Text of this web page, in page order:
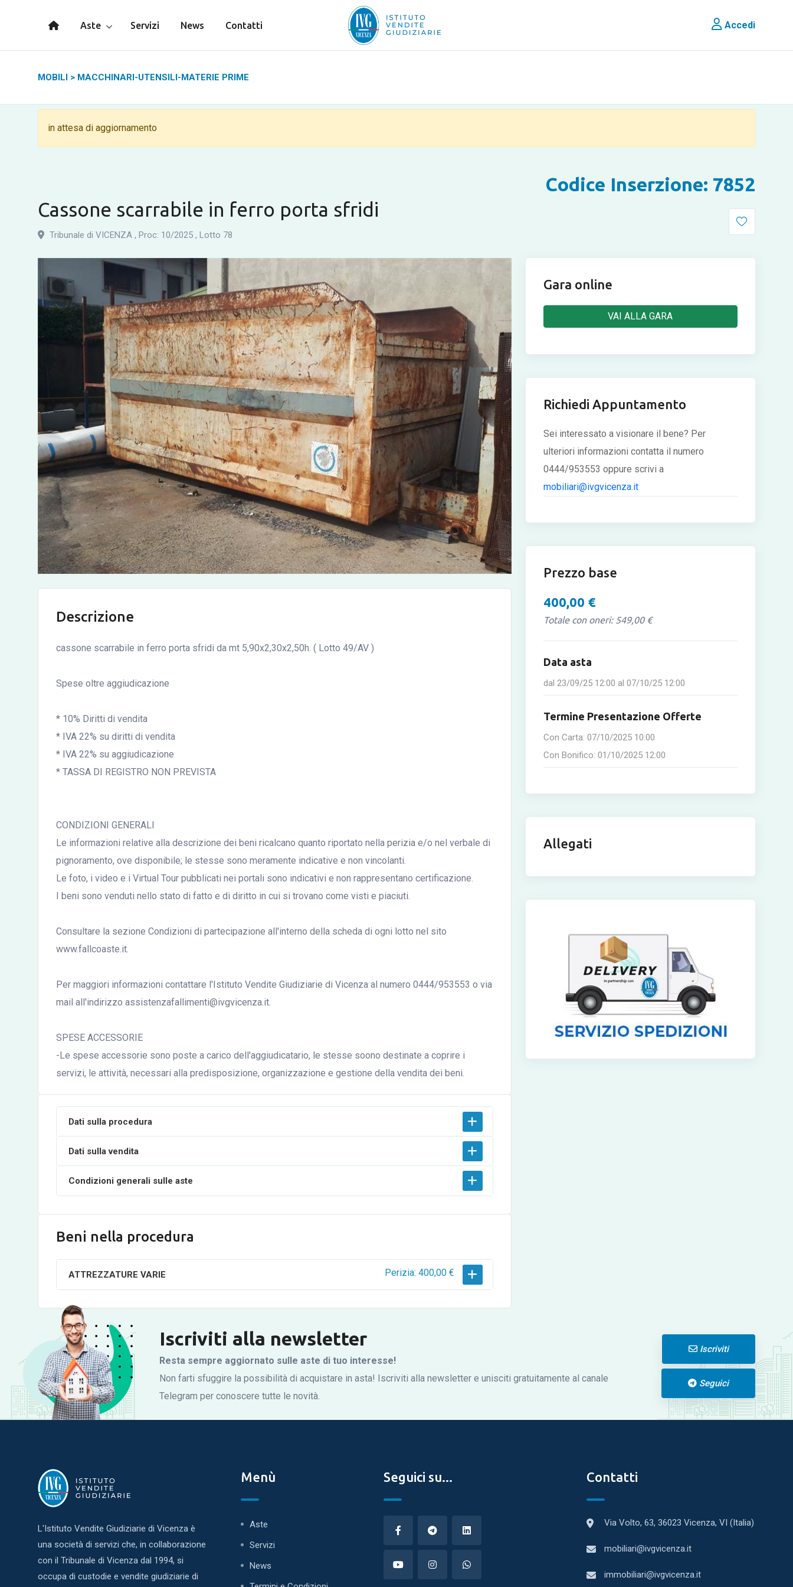
Aste Servizi News Contatti Accedi
MOBILI > MACCHINARI-UTENSILI-MATERIE PRIME
in attesa di aggiornamento
Codice Inserzione: 7852
Cassone scarrabile in ferro porta sfridi
Tribunale di VICENZA , Proc: 10/2025 , Lotto 78
Descrizione
cassone scarrabile in ferro porta sfridi da mt 5,90x2,30x2,50h. ( Lotto 49/AV )
Spese oltre aggiudicazione
* 10% Diritti di vendita
* IVA 22% su diritti di vendita
* IVA 22% su aggiudicazione
* TASSA DI REGISTRO NON PREVISTA
CONDIZIONI GENERALI
Le informazioni relative alla descrizione dei beni ricalcano quanto riportato nella perizia e/o nel verbale di
pignoramento, ove disponibile; le stesse sono meramente indicative e non vincolanti.
Le foto, i video e i Virtual Tour pubblicati nei portali sono indicativi e non rappresentano certificazione.
I beni sono venduti nello stato di fatto e di diritto in cui si trovano come visti e piaciuti.
Consultare la sezione Condizioni di partecipazione all'interno della scheda di ogni lotto nel sito
www.fallcoaste.it.
Per maggiori informazioni contattare l'Istituto Vendite Giudiziarie di Vicenza al numero 0444/953553 o via
mail all'indirizzo assistenzafallimenti@ivgvicenza.it.
SPESE ACCESSORIE
-Le spese accessorie sono poste a carico dell'aggiudicatario, le stesse soono destinate a coprire i
servizi, le attività, necessari alla predisposizione, organizzazione e gestione della vendita dei beni.
Dati sulla procedura
Dati sulla vendita
Condizioni generali sulle aste
Beni nella procedura
ATTREZZATURE VARIE Perizia: 400,00 €
Gara online
VAI ALLA GARA
Richiedi Appuntamento
Sei interessato a visionare il bene? Per
ulteriori informazioni contatta il numero
0444/953553 oppure scrivi a
mobiliari@ivgvicenza.it
Prezzo base
400,00 €
Totale con oneri: 549,00 €
Data asta
dal 23/09/25 12:00 al 07/10/25 12:00
Termine Presentazione Offerte
Con Carta: 07/10/2025 10:00
Con Bonifico: 01/10/2025 12:00
Allegati
Iscriviti alla newsletter
Resta sempre aggiornato sulle aste di tuo interesse!
Non farti sfuggire la possibilità di acquistare in asta! Iscriviti alla newsletter e unisciti gratuitamente al canale
Telegram per conoscere tutte le novità.
Iscriviti
Seguici
L'Istituto Vendite Giudiziarie di Vicenza è
una società di servizi che, in collaborazione
con il Tribunale di Vicenza dal 1994, si
occupa di custodie e vendite giudiziarie di
Menù
Aste
Servizi
News
Seguici su... Contatti
Via Volto, 63, 36023 Vicenza, VI (Italia)
mobiliari@ivgvicenza.it
immobiliari@ivgvicenza.it